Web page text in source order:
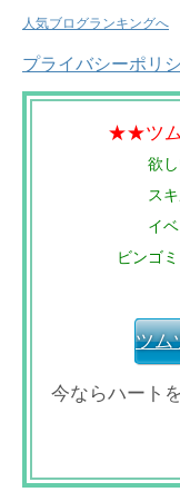
人気ブログランキングへ
プライバシーポリ
★★ツム
欲
ス
イ
ビンゴ
ツム
今ならハート